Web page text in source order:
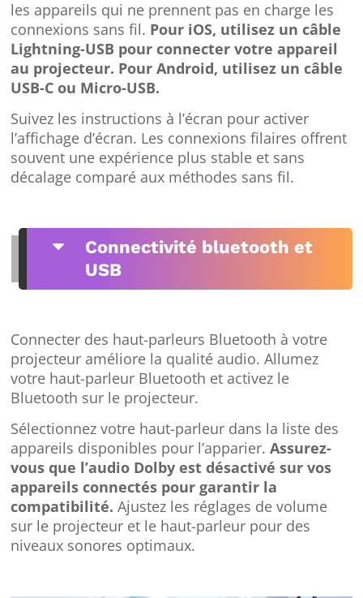
les appareils qui ne prennent pas en charge les
connexions sans fil. Pour iOS, utilisez un câble
Lightning-USB pour connecter votre appareil
au projecteur. Pour Android, utilisez un câble
USB-C ou Micro-USB.
Suivez les instructions à l’écran pour activer
l’affichage d’écran. Les connexions filaires offrent
souvent une expérience plus stable et sans
décalage comparé aux méthodes sans fil.
C
Connectivité bluetooth et
USB
Connecter des haut-parleurs Bluetooth à votre
projecteur améliore la qualité audio. Allumez
votre haut-parleur Bluetooth et activez le
Bluetooth sur le projecteur.
Sélectionnez votre haut-parleur dans la liste des
appareils disponibles pour l’apparier.Assurez-
vous que l’audio Dolby est désactivé sur vos
appareils connectés pour garantir la
compatibilité. Ajustez les réglages de volume
sur le projecteur et le haut-parleur pour des
niveaux sonores optimaux.